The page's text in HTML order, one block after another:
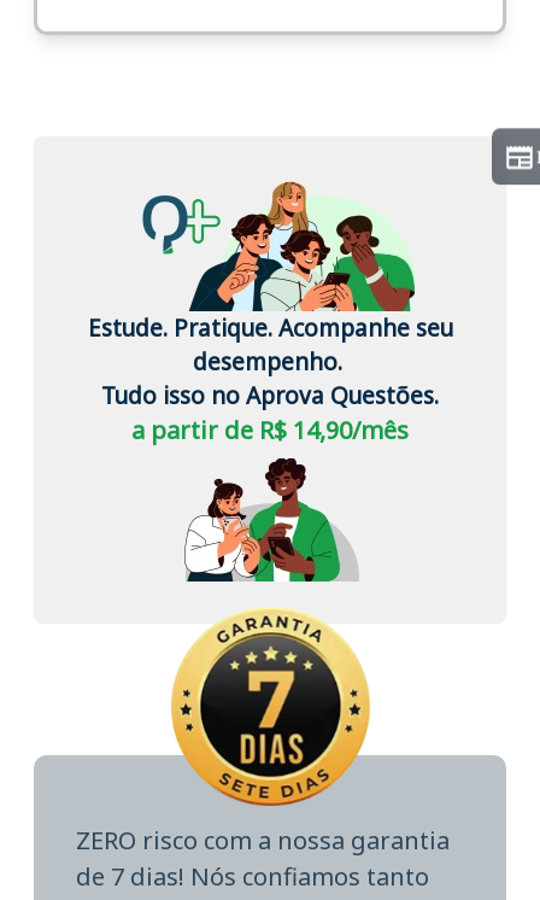
Estude. Pratique. Acompanhe seu
desempenho.
Tudo isso no Aprova Questões.
a partir de R$ 14,90/mês
ZERO risco com a nossa garantia
de 7 dias! Nós confiamos tanto